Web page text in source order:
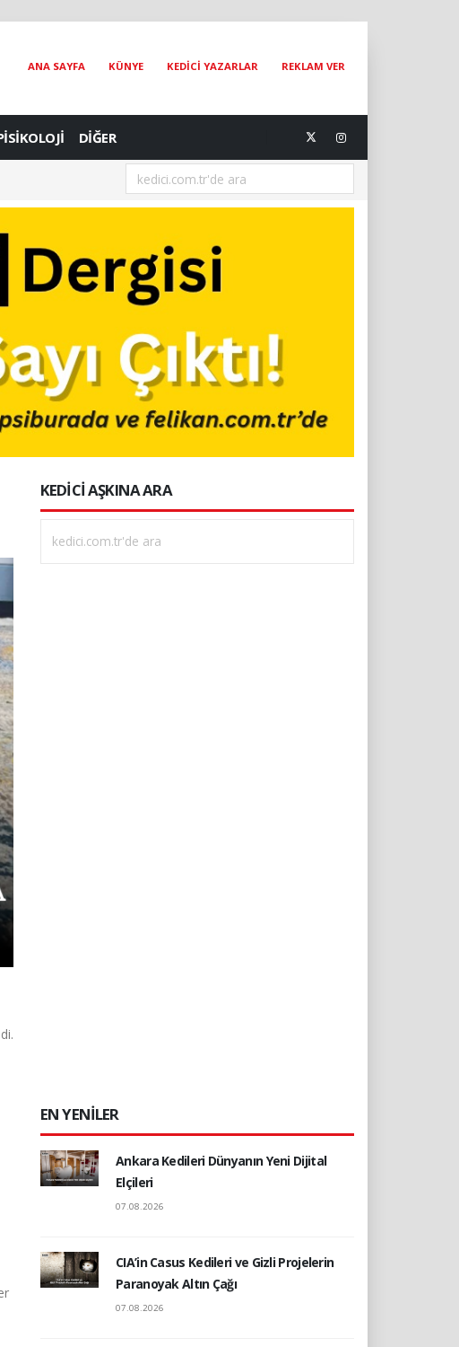
ANA SAYFA KÜNYE KEDİCİ YAZARLAR REKLAM VER
DİĞER
KEDİCİ AŞKINA ARA
EN YENİLER
Ankara Kedileri Dünyanın Yeni Dijital
Elçileri
07.08.2026
CIA’in Casus Kedileri ve Gizli Projelerin
Paranoyak Altın Çağı
07.08.2026